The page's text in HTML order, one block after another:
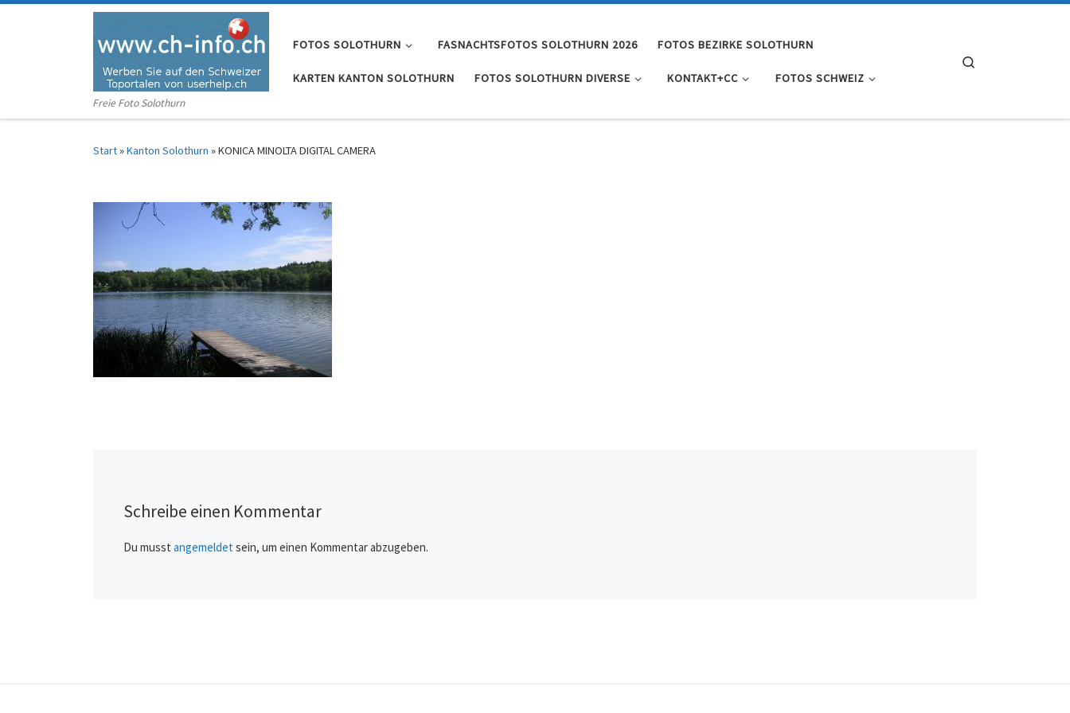
Freie Foto Solothurn
FOTOS SOLOTHURN FASNACHTSFOTOS SOLOTHURN 2026 FOTOS BEZIRKE SOLOTHURN
KARTEN KANTON SOLOTHURN FOTOS SOLOTHURN DIVERSE KONTAKT+CC FOTOS SCHWEIZ
Start»Kanton Solothurn »KONICA MINOLTA DIGITAL CAMERA
Schreibe einen Kommentar
Du musst angemeldet sein, um einen Kommentar abzugeben.